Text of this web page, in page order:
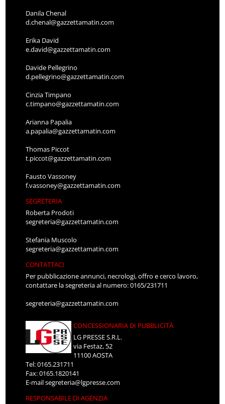
Danila Chenal
d.chenal@gazzettamatin.com
Erika David
e.david@gazzettamatin.com
Davide Pellegrino
d.pellegrino@gazzettamatin.com
Cinzia Timpano
c.timpano@gazzettamatin.com
Arianna Papalia
a.papalia@gazzettamatin.com
Thomas Piccot
t.piccot@gazzettamatin.com
Fausto Vassoney
f.vassoney@gazzettamatin.com
SEGRETERIA
Roberta Prodoti
segreteria@gazzettamatin.com
Stefania Muscolo
segreteria@gazzettamatin.com
CONTATTACI
Per pubblicazione annunci, necrologi, offro e cerco lavoro,
contattare la segreteria al numero: 0165/231711
segreteria@gazzettamatin.com
CONCESSIONARIA DI PUBBLICITÀ
LG PRESSE S.R.L.
via Festaz, 52
11100 AOSTA
Tel: 0165.231711
Fax: 0165.1820141
E-mailsegreteria@lgpresse.com
RESPONSABILE DI AGENZIA